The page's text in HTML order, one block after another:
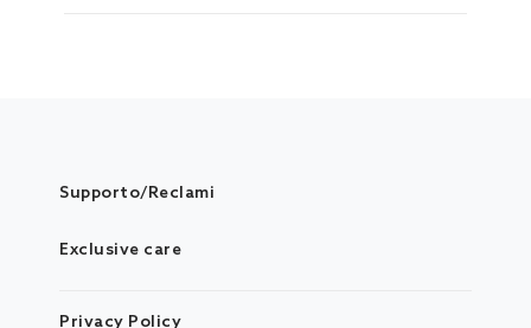
Supporto/Reclami
Exclusive care
Privacy Policy